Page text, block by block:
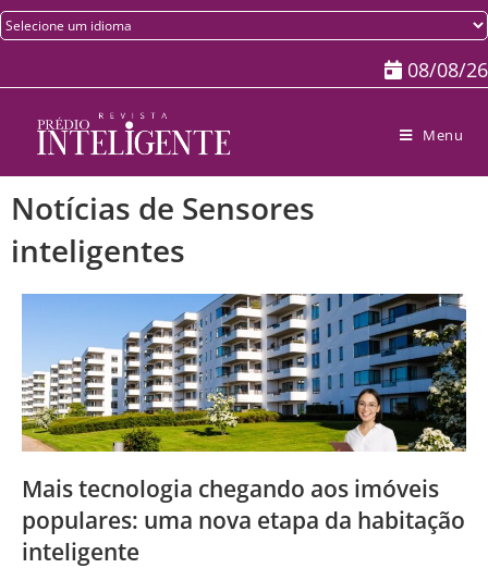
08/08/26
Menu
Notícias de Sensores
inteligentes
Mais tecnologia chegando aos imóveis
populares: uma nova etapa da habitação
inteligente